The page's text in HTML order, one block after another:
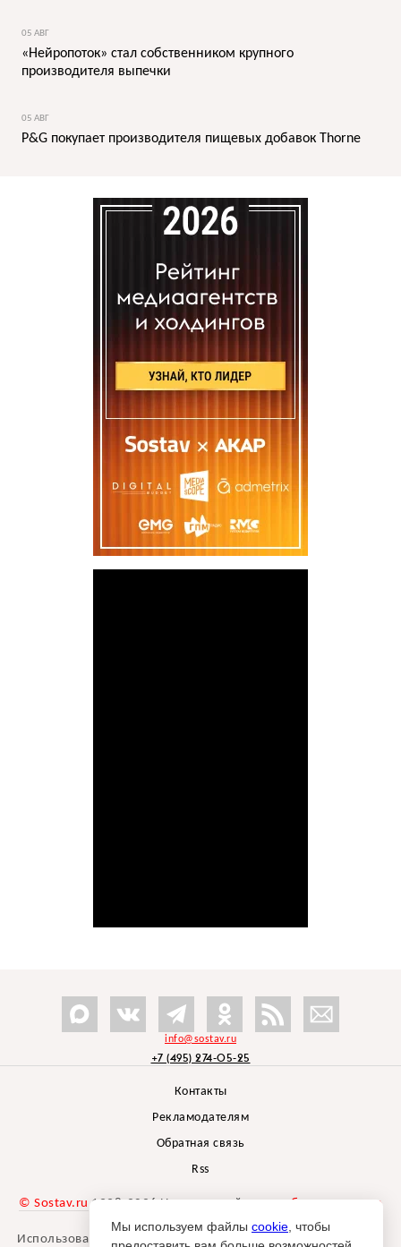
05 АВГ
«Нейропоток» стал собственником крупного
производителя выпечки
05 АВГ
P&G покупает производителя пищевых добавок Thorne
info@sostav.ru
+7 (495) 274-05-25
Контакты
Рекламодателям
Обратная связь
Rss
© Sostav.ru 1998-2026 Независимый проектбрендингового
агентства Depot
Использование материалов Sostav.ru допустимо только при
Мы используем файлы cookie , чтобы